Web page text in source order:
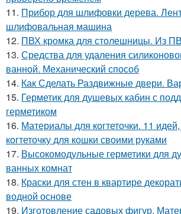
11. Прибор для шлифовки дерева.
шлифовальная машина
12. ПВХ кромка для столешницы. Из
13. Средства для удаления
ванной. Механический способ
14. Как Сделать Раздвижные двери.
15. Герметик для душевых кабин с
герметиком
16. Материалы для когтеточки. 11 идей,
когтеточку для кошки своими руками
17. Высокомодульные герметики для
ванных комнат
18. Краски для стен в квартире
водной основе
19. Изготовление садовых фигур.